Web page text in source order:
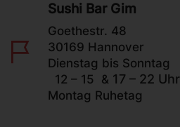
Sushi Bar Gim
Goethestr. 48
30169 Hannover
Dienstag bis Sonntag
12 – 15 & 17 – 22 Uhr
Montag Ruhetag